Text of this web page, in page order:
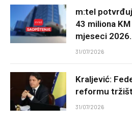
m:tel
43 miliona
mjeseci
31/07/2026
Kraljević:
reformu
31/07/2026